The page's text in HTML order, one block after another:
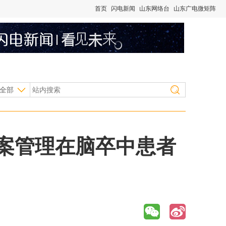
首页 闪电新闻 山东网络台 山东广电微矩阵
部
管理在脑卒中患者